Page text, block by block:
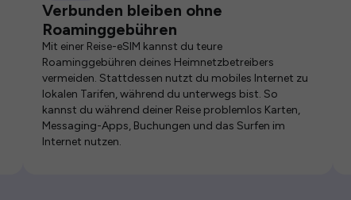
Verbunden bleiben ohne
Roaminggebühren
Mit einer Reise-eSIM kannst du teure
Roaminggebühren deines Heimnetzbetreibers
vermeiden. Stattdessen nutzt du mobiles Internet zu
lokalen Tarifen, während du unterwegs bist. So
kannst du während deiner Reise problemlos Karten,
Messaging-Apps, Buchungen und das Surfen im
Internet nutzen.